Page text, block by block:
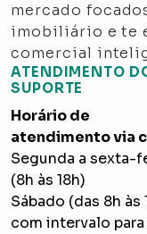
mercado
imobiliário e te
comercial
ATENDIMENTO
SUPORTE
Horário de
atendimento via
Segunda a sexta-
(8h às 18h)
Sábado (das 8h às
com intervalo para